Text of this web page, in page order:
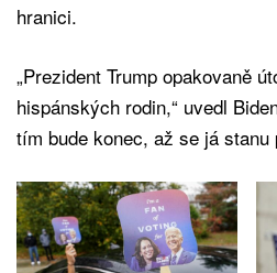
hranici.
„Prezident Trump opakovaně
hispánských rodin,“ uvedl
tím bude konec, až se já stanu